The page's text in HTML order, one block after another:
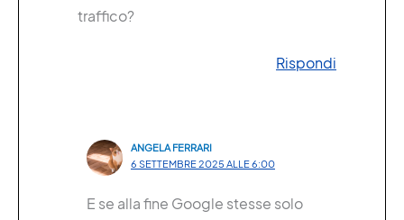
traffico?
Rispondi
ANGELA FERRARI
6 SETTEMBRE 2025 ALLE 6:00
E se alla fine Google stesse solo